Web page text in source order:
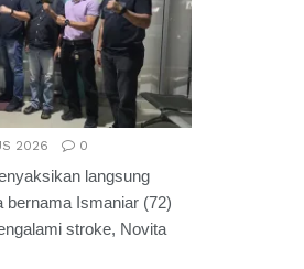
2026 0
langsung
bernama Ismaniar (72)
stroke, Novita